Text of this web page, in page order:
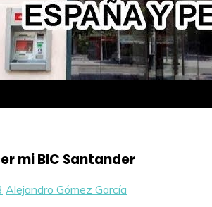
mi BIC Santander
Alejandro Gómez García